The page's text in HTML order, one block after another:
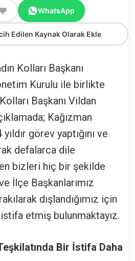
WhatsApp
Edilen Kaynak Olarak Ekle
Kolları Başkanı
Kurulu ile birlikte
Başkanı Vildan
Kağızman
görev yaptığını ve
defalarca dile
bizleri hiç bir şekilde
İlçe Başkanlarımız
dışlandığımız için
etmiş bulunmaktayız.
Bir İstifa Daha